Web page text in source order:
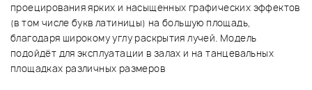
проецирования ярких и насыщенных графических эффектов
(в том числе букв латиницы) на большую площадь,
благодаря широкому углу раскрытия лучей. Модель
подойдёт для эксплуатации в залах и на танцевальных
площадках различных размеров